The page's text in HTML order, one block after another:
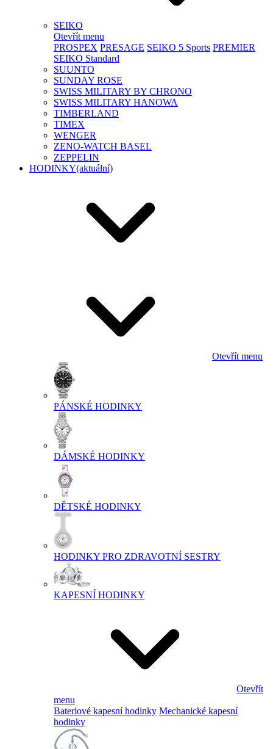
SEIKO
Otevřít menu
PROSPEX PRESAGE SEIKO 5 Sports PREMIER
SEIKO Standard
SUUNTO
SUNDAY ROSE
SWISS MILITARY BY CHRONO
SWISS MILITARY HANOWA
TIMBERLAND
TIMEX
WENGER
ZENO-WATCH BASEL
ZEPPELIN
HODINKY(aktuální)
Otevřít menu
PÁNSKÉ HODINKY
DÁMSKÉ HODINKY
DĚTSKÉ HODINKY
HODINKY PRO ZDRAVOTNÍ SESTRY
KAPESNÍ HODINKY
Otevřít
menu
Bateriové kapesní hodinky Mechanické kapesní
hodinky